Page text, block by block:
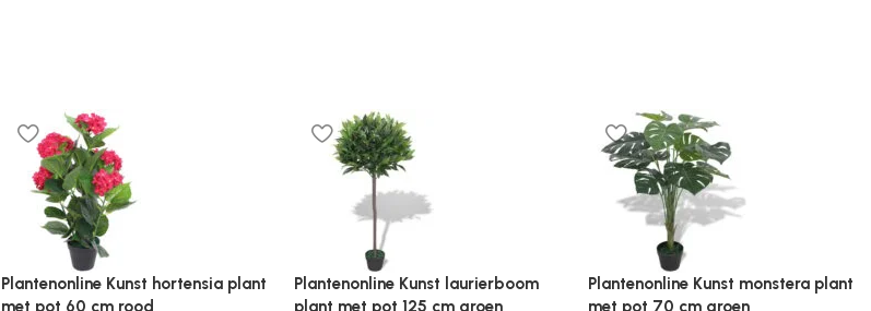
Plantenonline Kunstgras 1×2 m/20
mm groen
Plantenonline Kunstgras 7/9 mm
0,5×5 m groen
Plantenonline Kunstplant met pot
cycaspalm 90 cm groen